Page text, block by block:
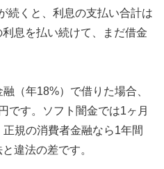
続くと、利息の支払い合計は
息を払い続けて、まだ借金
（年18%）で借りた場合、
です。ソフト闇金では1ヶ月
規の消費者金融なら1年間
違法の差です。